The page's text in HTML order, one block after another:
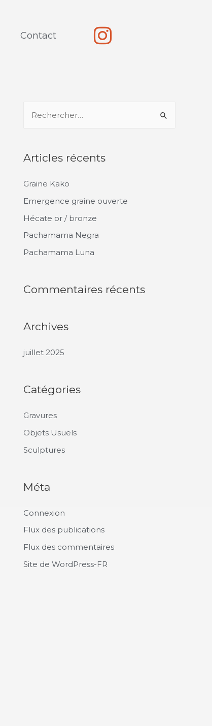
Contact
Articles récents
Graine Kako
Emergence graine ouverte
Hécate or / bronze
Pachamama Negra
Pachamama Luna
Commentaires récents
Archives
juillet 2025
Catégories
Gravures
Objets Usuels
Sculptures
Méta
Connexion
Flux des publications
Flux des commentaires
Site de WordPress-FR